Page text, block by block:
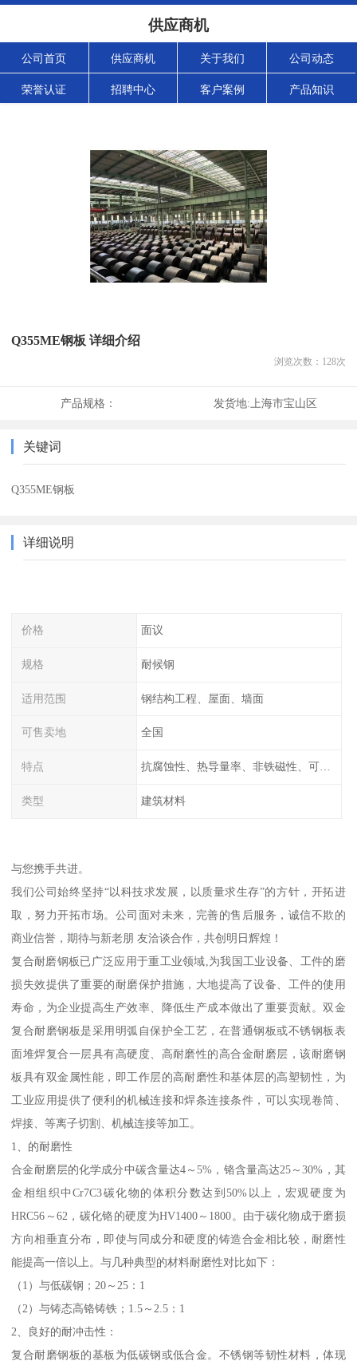
供应商机
公司首页 供应商机 关于我们 公司动态
荣誉认证 招聘中心 客户案例 产品知识
Q355ME钢板 详细介绍
浏览次数： 128次
产品规格： 发货地: 上海市宝山区
关键词
Q355ME钢板
详细说明
价格 面议
规格 耐候钢
适用范围 钢结构工程、屋面、墙面
可售卖地 全国
特点 抗腐蚀性、热导量率、非铁磁性、可加工性、可成形性、回收性
类型 建筑材料
与您携手共进。
我们公司始终坚持“以科技求发展，以质量求生存”的方针，开拓进
取，努力开拓市场。公司面对未来，完善的售后服务，诚信不欺的
商业信誉，期待与新老朋 友洽谈合作，共创明日辉煌！
复合耐磨钢板已广泛应用于重工业领域,为我国工业设备、工件的磨
损失效提供了重要的耐磨保护措施，大地提高了设备、工件的使用
寿命，为企业提高生产效率、降低生产成本做出了重要贡献。双金
复合耐磨钢板是采用明弧自保护全工艺，在普通钢板或不锈钢板表
面堆焊复合一层具有高硬度、高耐磨性的高合金耐磨层，该耐磨钢
板具有双金属性能，即工作层的高耐磨性和基体层的高塑韧性，为
工业应用提供了便利的机械连接和焊条连接条件，可以实现卷筒、
焊接、等离子切割、机械连接等加工。
1、的耐磨性
合金耐磨层的化学成分中碳含量达4～5%，铬含量高达25～30%，其
金相组织中Cr7C3碳化物的体积分数达到50%以上，宏观硬度为
HRC56～62，碳化铬的硬度为HV1400～1800。由于碳化物成于磨损
方向相垂直分布，即使与同成分和硬度的铸造合金相比较，耐磨性
能提高一倍以上。与几种典型的材料耐磨性对比如下：
（1）与低碳钢；20～25：1
（2）与铸态高铬铸铁；1.5～2.5：1
2、良好的耐冲击性：
复合耐磨钢板的基板为低碳钢或低合金。不锈钢等韧性材料，体现